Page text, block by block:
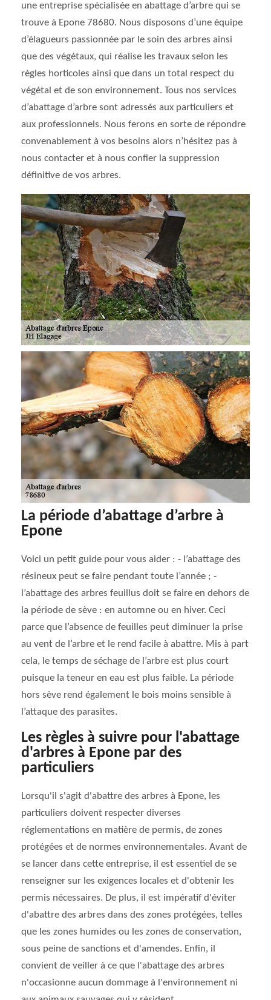
une entreprise spécialisée en abattage d’arbre qui se
trouve à Epone 78680. Nous disposons d’une équipe
d’élagueurs passionnée par le soin des arbres ainsi
que des végétaux, qui réalise les travaux selon les
règles horticoles ainsi que dans un total respect du
végétal et de son environnement. Tous nos services
d’abattage d’arbre sont adressés aux particuliers et
aux professionnels. Nous ferons en sorte de répondre
convenablement à vos besoins alors n’hésitez pas à
nous contacter et à nous confier la suppression
définitive de vos arbres.
La période d’abattage d’arbre à
Epone
Voici un petit guide pour vous aider : - l’abattage des
résineux peut se faire pendant toute l’année ; -
l’abattage des arbres feuillus doit se faire en dehors de
la période de sève : en automne ou en hiver. Ceci
parce que l’absence de feuilles peut diminuer la prise
au vent de l’arbre et le rend facile à abattre. Mis à part
cela, le temps de séchage de l’arbre est plus court
puisque la teneur en eau est plus faible. La période
hors sève rend également le bois moins sensible à
l’attaque des parasites.
Les règles à suivre pour l'abattage
d'arbres à Epone par des
particuliers
Lorsqu'il s'agit d'abattre des arbres à Epone, les
particuliers doivent respecter diverses
réglementations en matière de permis, de zones
protégées et de normes environnementales. Avant de
se lancer dans cette entreprise, il est essentiel de se
renseigner sur les exigences locales et d'obtenir les
permis nécessaires. De plus, il est impératif d'éviter
d'abattre des arbres dans des zones protégées, telles
que les zones humides ou les zones de conservation,
sous peine de sanctions et d'amendes. Enfin, il
convient de veiller à ce que l'abattage des arbres
n'occasionne aucun dommage à l'environnement ni